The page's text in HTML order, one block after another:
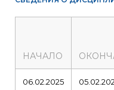
НАЧАЛО
06.02.2025